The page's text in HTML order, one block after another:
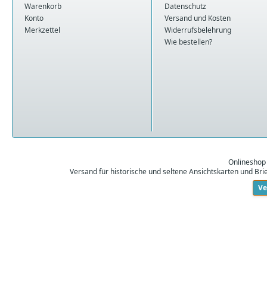
Warenkorb
Konto
Merkzettel
Datenschutz
Versand und Kosten
Widerrufsbelehrung
Wie bestellen?
Versand für historische und seltene Ansichtskarten und